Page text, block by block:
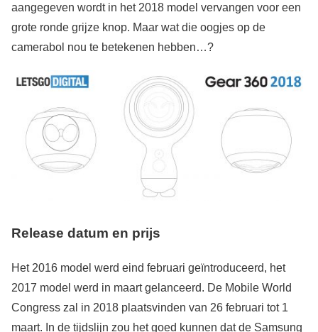
aangegeven wordt in het 2018 model vervangen voor een
grote ronde grijze knop. Maar wat die oogjes op de
camerabol nou te betekenen hebben…?
Release datum en prijs
Het 2016 model werd eind februari geïntroduceerd, het
2017 model werd in maart gelanceerd. De Mobile World
Congress zal in 2018 plaatsvinden van 26 februari tot 1
maart. In de tijdslijn zou het goed kunnen dat de Samsung